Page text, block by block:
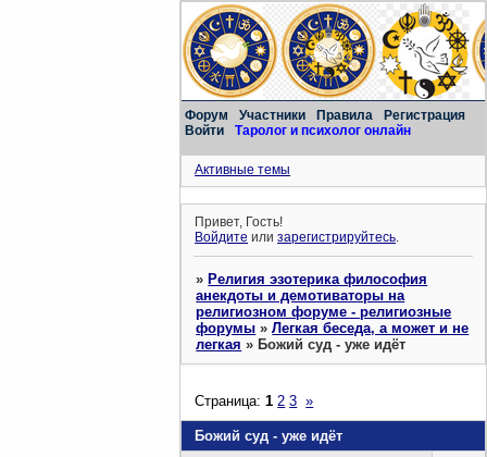
Форум Участники Правила
Регистрация
Войти
Таролог и психолог онлайн
Активные темы
Привет, Гость!
Войдите илизарегистрируйтесь.
»Религия эзотерика философия
анекдоты и демотиваторы на
религиозном форуме - религиозные
форумы »Легкая беседа, а может и не
легкая »Божий суд - уже идёт
Божий суд - уже идёт
Страница:1 2 3 »